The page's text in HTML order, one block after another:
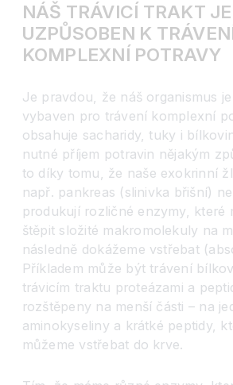
NÁŠ TRÁVICÍ TRAKT JE
UZPŮSOBEN K
KOMPLEXNÍ POTRAVY
Je pravdou, že náš organismus
vybaven pro trávení komplexní
obsahuje sacharidy, tuky i
nutné příjem potravin nějakým
to díky tomu, že naše exokrinní
např. pankreas (slinivka břišní)
produkují rozličné enzymy, které
štěpit složité makromolekuly na
následně dokážeme vstřebat
Příkladem může být trávení
trávicím traktu proteázami a
rozštěpeny na menší části – na
aminokyseliny a krátké peptidy,
můžeme vstřebat do krve.